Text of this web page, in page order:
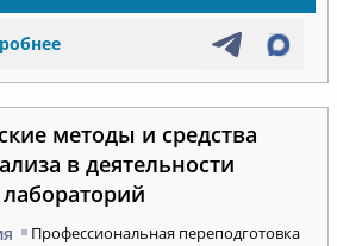
методы и средства
в деятельности
Профессиональная переподготовка